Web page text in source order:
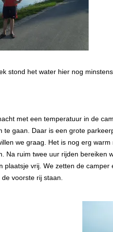
stond het water hier nog
met een temperatuur in de
te gaan. Daar is een grote
we graag. Het is nog erg
Na ruim twee uur rijden bereiken
plaatsje vrij. We zetten de
voorste rij staan.